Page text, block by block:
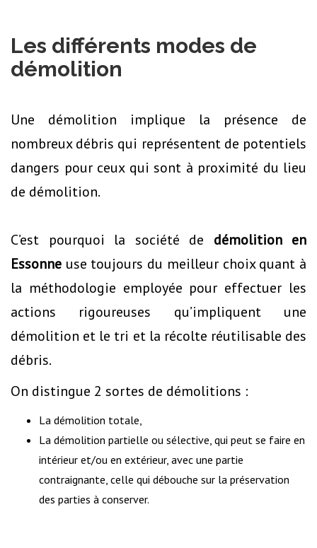
Les différents modes de
démolition
Une démolition implique la présence de
nombreux débris qui représentent de potentiels
dangers pour ceux qui sont à proximité du lieu
de démolition.
C’est pourquoi la société de démolition en
Essonne use toujours du meilleur choix quant à
la méthodologie employée pour effectuer les
actions rigoureuses qu’impliquent une
démolition et le tri et la récolte réutilisable des
débris.
On distingue 2 sortes de démolitions :
La démolition totale,
La démolition partielle ou sélective, qui peut se faire en
intérieur et/ou en extérieur, avec une partie
contraignante, celle qui débouche sur la préservation
des parties à conserver.